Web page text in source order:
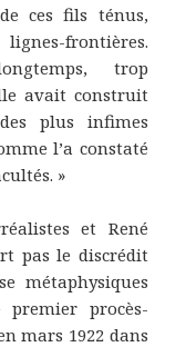
ces fils ténus,
frontières.
trop
avait construit
plus infimes
l’a constaté
»
et René
pas le discrédit
métaphysiques
premier procès-
mars 1922 dans